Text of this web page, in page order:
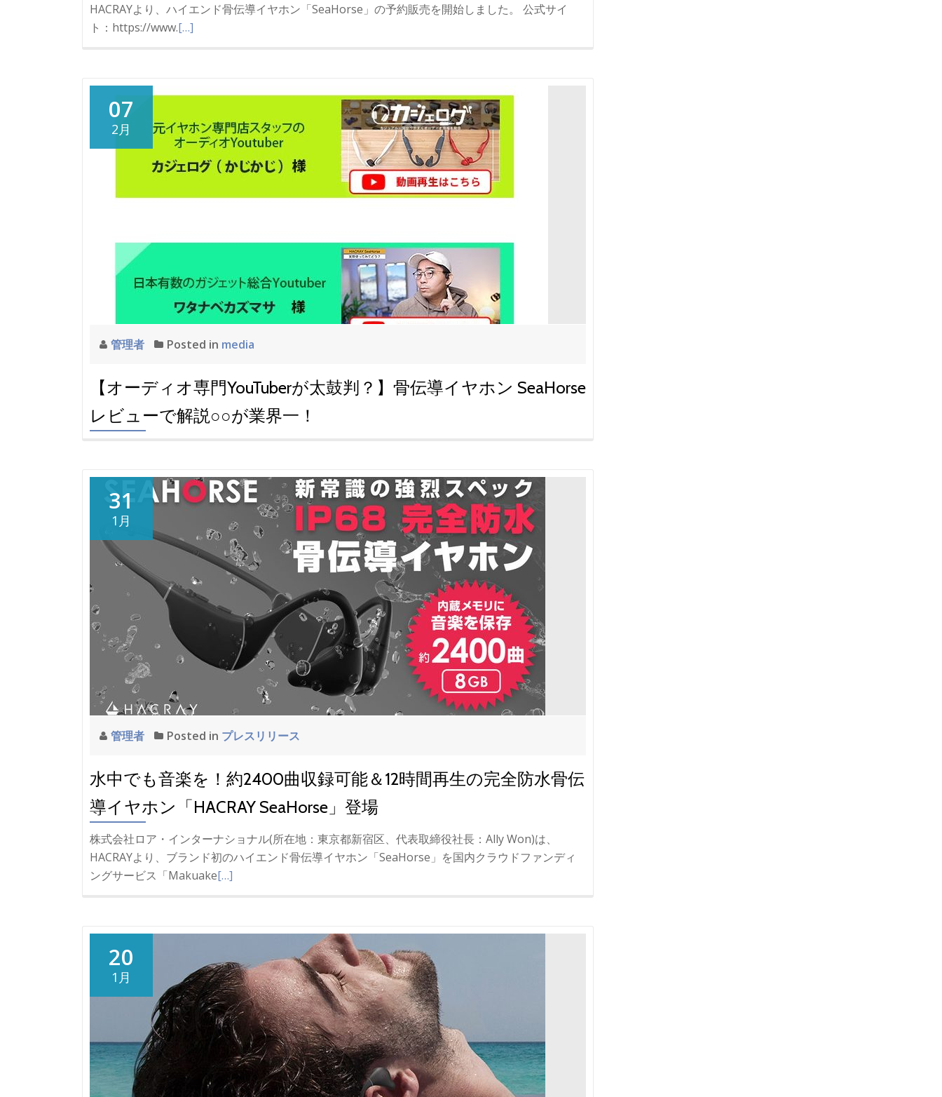
HACRAYより、ハイエンド骨伝導イヤホン「SeaHorse」の予約販売を開始しました。 公式サイ
ト：https://www.[…]
07
2月
管理者 Posted in media
【オーディオ専門YouTuberが太鼓判？】骨伝導イヤホン SeaHorse
レビューで解説○○が業界一！
31
1月
管理者 Posted in プレスリリース
水中でも音楽を！約2400曲収録可能＆12時間再生の完全防水骨伝
導イヤホン「HACRAY SeaHorse」登場
株式会社ロア・インターナショナル(所在地：東京都新宿区、代表取締役社長：Ally Won)は、
HACRAYより、ブランド初のハイエンド骨伝導イヤホン「SeaHorse」を国内クラウドファンディ
ングサービス「Makuake[…]
20
1月